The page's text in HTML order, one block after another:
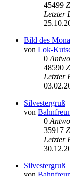
45499
Letzter
Bild des
von Lok-
0
48590
Letzter
Silvestergruß
von
0
35917
Letzter
Silvestergruß